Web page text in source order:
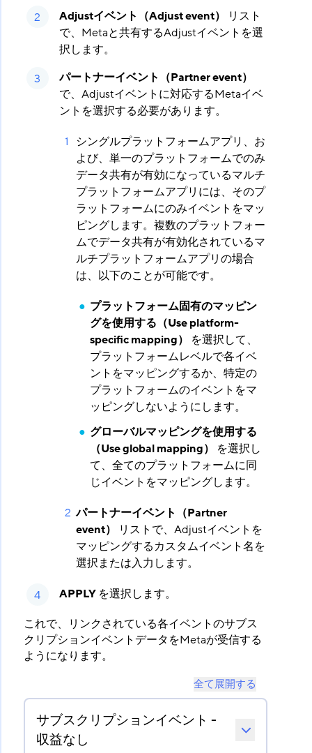
Adjustイベント（Adjust event）
​ リスト
で、Metaと共有するAdjustイベントを選
択します。
パートナーイベント（Partner event）
で、Adjustイベントに対応するMetaイベ
ントを選択する必要があります。
シングルプラットフォームアプリ、お
よび、単一のプラットフォームでのみ
データ共有が有効になっているマルチ
プラットフォームアプリには、そのプ
ラットフォームにのみイベントをマッ
ピングします。複数のプラットフォー
ムでデータ共有が有効化されているマ
ルチプラットフォームアプリの場合
は、以下のことが可能です。
プラットフォーム固有のマッピン
グを使用する（Use platform-
specific mapping）
​ を選択して、
プラットフォームレベルで各イベ
ントをマッピングするか、特定の
プラットフォームのイベントをマ
ッピングしないようにします。
グローバルマッピングを使用する
（Use global mapping）
​ を選択し
て、全てのプラットフォームに同
じイベントをマッピングします。
パートナーイベント（Partner
event）
​ リストで、Adjustイベントを
マッピングするカスタムイベント名を
選択または入力します。
APPLY​ を選択します。
これで、リンクされている各イベントのサブス
クリプションイベントデータをMetaが受信する
ようになります。
全て展開する
サブスクリプションイベント -
収益なし